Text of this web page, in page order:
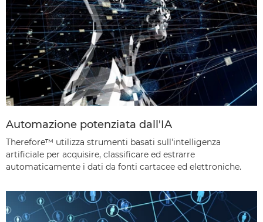
Automazione potenziata dall'IA
Therefore™ utilizza strumenti basati sull'intelligenza
artificiale per acquisire, classificare ed estrarre
automaticamente i dati da fonti cartacee ed elettroniche.